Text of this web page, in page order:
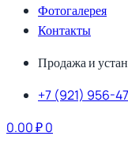
Фотогалерея
Контакты
Продажа и
+7 (921) 956-
0.00₽0